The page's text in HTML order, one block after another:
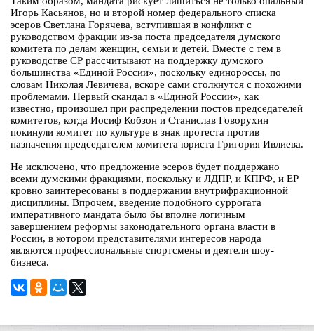
Игорь Касьянов, но и второй номер федерального списка
эсеров Светлана Горячева, вступившая в конфликт с
руководством фракции из-за поста председателя думского
комитета по делам женщин, семьи и детей. Вместе с тем в
руководстве СР рассчитывают на поддержку думского
большинства «Единой России», поскольку единороссы, по
словам Николая Левичева, вскоре сами столкнутся с похожими
проблемами. Первый скандал в «Единой России», как
известно, произошел при распределении постов председателей
комитетов, когда Иосиф Кобзон и Станислав Говорухин
покинули комитет по культуре в знак протеста против
назначения председателем комитета юриста Григория Ивлиева.
Не исключено, что предложение эсеров будет поддержано
всеми думскими фракциями, поскольку и ЛДПР, и КПРФ, и ЕР
кровно заинтересованы в поддержании внутрифракционной
дисциплины. Впрочем, введение подобного суррогата
императивного мандата было бы вполне логичным
завершением реформы законодательного органа власти в
России, в котором представителями интересов народа
являются профессиональные спортсмены и деятели шоу-
бизнеса.